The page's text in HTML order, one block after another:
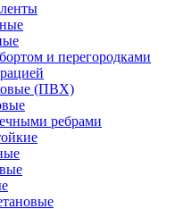
и перегородками
(ПВХ)
ребрами